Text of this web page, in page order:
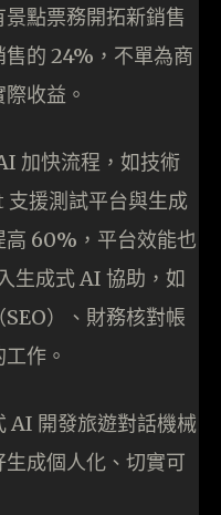
點票務開拓新銷售
的 24%，不單為商
收益。
加快流程，如技術
援測試平台與生成
高 60%，平台效能也
生成式 AI 協助，如
）、財務核對帳
作。
AI 開發旅遊對話機械
成個人化、切實可